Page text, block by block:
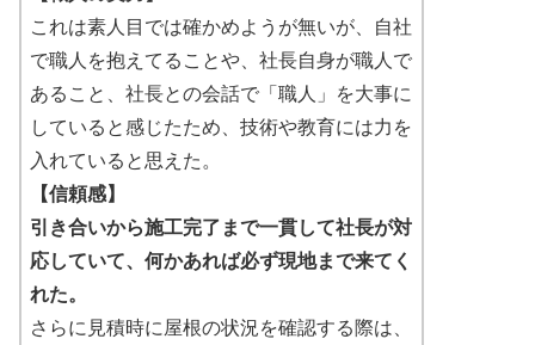
これは素人目では確かめようが無いが、自社
で職人を抱えてることや、社長自身が職人で
あること、社長との会話で「職人」を大事に
していると感じたため、技術や教育には力を
入れていると思えた。
【信頼感】
引き合いから施工完了まで一貫して社長が対
応していて、何かあれば必ず現地まで来てく
れた。
さらに見積時に屋根の状況を確認する際は、